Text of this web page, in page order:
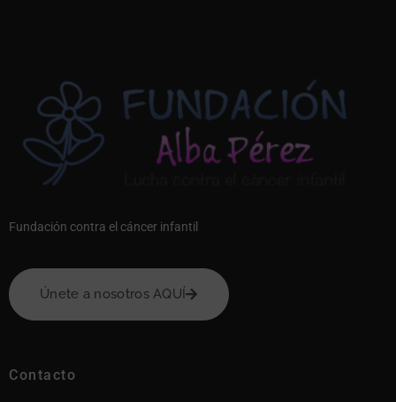
Fundación contra el cáncer infantil
Únete a nosotros AQUÍ
Contacto